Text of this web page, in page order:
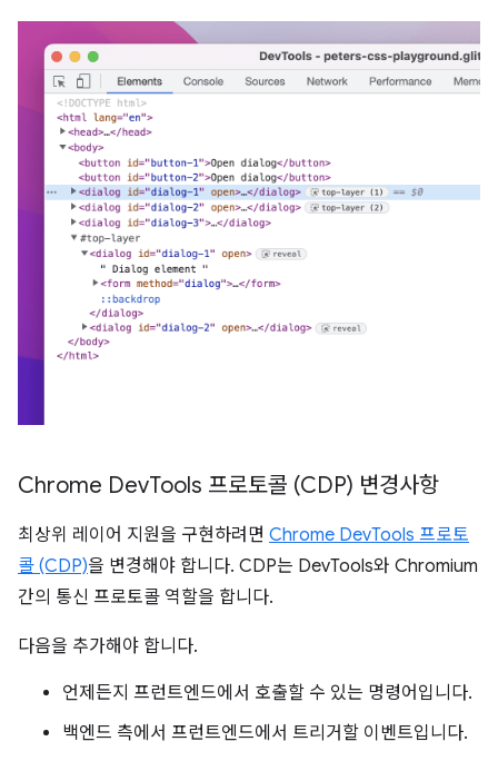
Chrome DevTools 프로토콜 (CDP) 변경사항
최상위 레이어 지원을 구현하려면 Chrome DevTools 프로토
콜 (CDP)을 변경해야 합니다. CDP는 DevTools와 Chromium
간의 통신 프로토콜 역할을 합니다.
다음을 추가해야 합니다.
언제든지 프런트엔드에서 호출할 수 있는 명령어입니다.
백엔드 측에서 프런트엔드에서 트리거할 이벤트입니다.